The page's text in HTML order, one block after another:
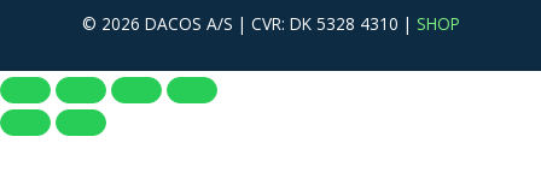
© 2026 DACOS A/S | CVR: DK 5328 4310 | SHOP